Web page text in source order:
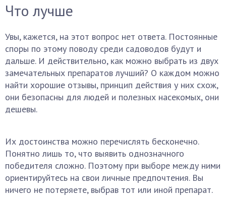
Что лучше
Увы, кажется, на этот вопрос нет ответа. Постоянные
споры по этому поводу среди садоводов будут и
дальше. И действительно, как можно выбрать из двух
замечательных препаратов лучший? О каждом можно
найти хорошие отзывы, принцип действия у них схож,
они безопасны для людей и полезных насекомых, они
дешевы.
Их достоинства можно перечислять бесконечно.
Понятно лишь то, что выявить однозначного
победителя сложно. Поэтому при выборе между ними
ориентируйтесь на свои личные предпочтения. Вы
ничего не потеряете, выбрав тот или иной препарат.